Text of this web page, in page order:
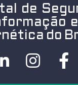
de
e
do